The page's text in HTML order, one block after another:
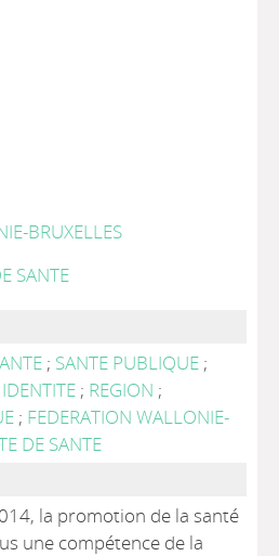
BRUXELLES
SANTE
; SANTE PUBLIQUE ;
IDENTITE ; REGION ;
; FEDERATION WALLONIE-
DE SANTE
la promotion de la santé
une compétence de la